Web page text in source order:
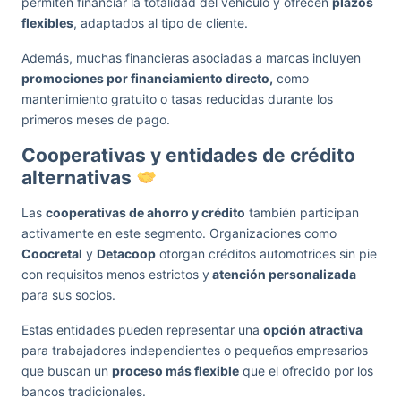
flexibles, adaptados al tipo de cliente.
Además, muchas financieras asociadas a marcas incluyen
promociones por financiamiento directo, como
mantenimiento gratuito o tasas reducidas durante los
primeros meses de pago.
Cooperativas y entidades de crédito
alternativas
Las cooperativas de ahorro y crédito también participan
activamente en este segmento. Organizaciones como
Coocretal y Detacoop otorgan créditos automotrices sin pie
con requisitos menos estrictos yatención personalizada
para sus socios.
Estas entidades pueden representar una opción atractiva
para trabajadores independientes o pequeños empresarios
que buscan un proceso más flexible que el ofrecido por los
bancos tradicionales.